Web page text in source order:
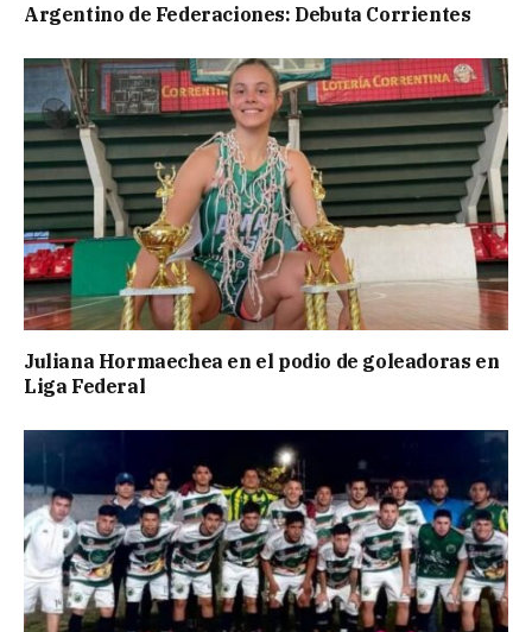
Argentino de Federaciones: Debuta Corrientes
Juliana Hormaechea en el podio de goleadoras en
Liga Federal